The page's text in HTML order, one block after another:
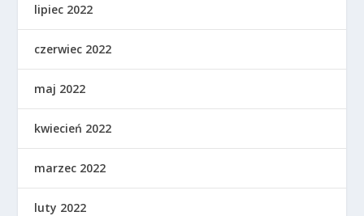
lipiec 2022
czerwiec 2022
maj 2022
kwiecień 2022
marzec 2022
luty 2022